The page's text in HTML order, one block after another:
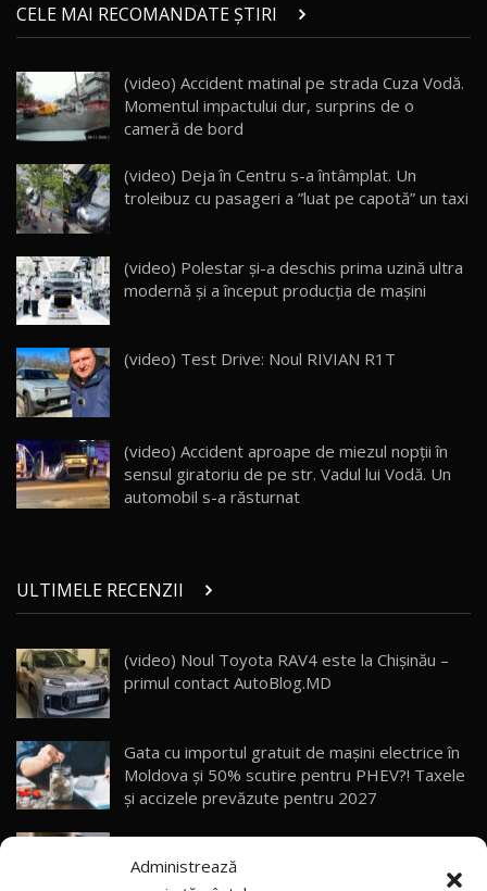
Administrează
21
AutoBlog.MD
16:59
22
Noua Mazda 6e / Test Drive AutoBlog.MD
26:59
23
Lynk & Co 01 / Test Drive AutoBlog.MD
25:19
24
Van Electric Testat în Moldova / AutoBlog.MD
26:38
25
mai Exclusiv și Puternic Defender Testat în
26
AutoBlog.MD
10:57
28
Noul Geely Monjaro 2025! Mai ieftin și mai
dotat / Test Drive AutoBlog.MD
29
ZEEKR 9X - PRIMUL TEST DRIVE ÎN ROMÂNĂ!
30
Primele impresii despre BYD Seal U DM-i,
Sealion 7 și Seal 5 DM-i / Test Drive
AutoBlog.MD
10:58
AutoBlog.MD
13:56
CELE MAI RECOMANDATE ȘTIRI
(video) Accident matinal pe strada Cuza Vodă.
Momentul impactului dur, surprins de o
cameră de bord
(video) Deja în Centru s-a întâmplat. Un
troleibuz cu pasageri a ”luat pe capotă” un taxi
(video) Polestar şi-a deschis prima uzină ultra
modernă şi a început producţia de maşini
(video) Test Drive: Noul RIVIAN R1T
(video) Accident aproape de miezul nopţii în
sensul giratoriu de pe str. Vadul lui Vodă. Un
automobil s-a răsturnat
ULTIMELE RECENZII
(video) Noul Toyota RAV4 este la Chișinău –
primul contact AutoBlog.MD
Gata cu importul gratuit de mașini electrice în
Moldova și 50% scutire pentru PHEV?! Taxele
și accizele prevăzute pentru 2027
Explozie de vânzări externe pentru Geely
Auto! Livrările din 2026 le-au depășit deja pe